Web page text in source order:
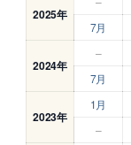
2025年
7月
2024年
–
7月
2023年
1月
–